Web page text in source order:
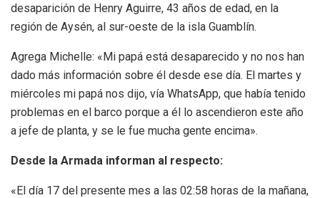
desaparición de Henry Aguirre, 43 años de edad, en la
región de Aysén, al sur-oeste de la isla Guamblín.
Agrega Michelle: «Mi papá está desaparecido y no nos han
dado más información sobre él desde ese día. El martes y
miércoles mi papá nos dijo, vía WhatsApp, que había tenido
problemas en el barco porque a él lo ascendieron este año
a jefe de planta, y se le fue mucha gente encima».
Desde la Armada informan al respecto:
«El día 17 del presente mes a las 02:58 horas de la mañana,